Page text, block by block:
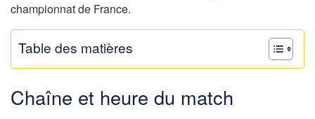
championnat de France.
Table des matières
Chaîne et heure du match